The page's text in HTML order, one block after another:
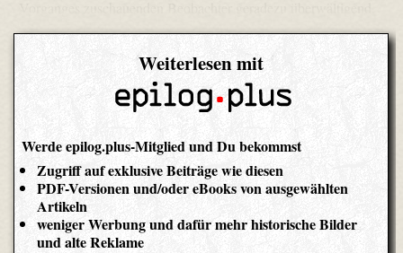
Weiterlesen mit
Werde epilog.plus-Mitglied und Du bekommst
Zugriff auf exklusive Beiträge wie diesen
PDF-Versionen und/oder eBooks von ausgewählten
Artikeln
weniger Werbung und dafür mehr historische Bilder
und alte Reklame